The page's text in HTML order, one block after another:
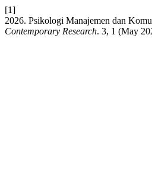
[1]
2026. Psikologi Manajemen dan
Contemporary Research. 3, 1 (May